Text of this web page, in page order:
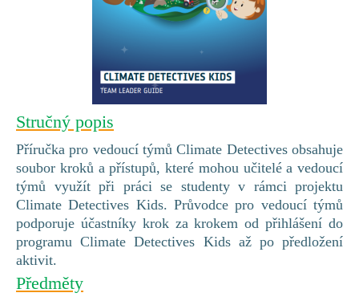
Stručný popis
Příručka pro vedoucí týmů Climate Detectives obsahuje
soubor kroků a přístupů, které mohou učitelé a vedoucí
týmů využít při práci se studenty v rámci projektu
Climate Detectives Kids. Průvodce pro vedoucí týmů
podporuje účastníky krok za krokem od přihlášení do
programu Climate Detectives Kids až po předložení
aktivit.
Předměty